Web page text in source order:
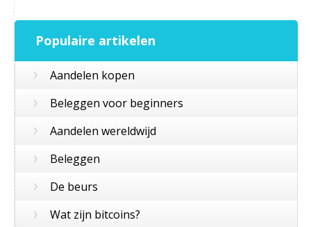
Populaire artikelen
› Aandelen kopen
› Beleggen voor beginners
› Aandelen wereldwijd
› Beleggen
› De beurs
› Wat zijn bitcoins?